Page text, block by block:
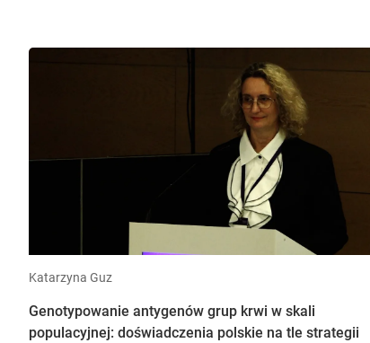
Katarzyna Guz
Genotypowanie antygenów grup krwi w skali
populacyjnej: doświadczenia polskie na tle strategii